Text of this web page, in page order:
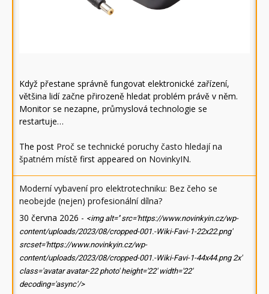
Když přestane správně fungovat elektronické zařízení,
většina lidí začne přirozeně hledat problém právě v něm.
Monitor se nezapne, průmyslová technologie se
restartuje…
The post Proč se technické poruchy často hledají na
špatném místě first appeared on NovinkyIN.
Moderní vybavení pro elektrotechniku: Bez čeho se
neobejde (nejen) profesionální dílna?
30 června 2026 - <img alt='' src='https://www.novinkyin.cz/wp-
content/uploads/2023/08/cropped-001.-Wiki-Favi-1-22x22.png'
srcset='https://www.novinkyin.cz/wp-
content/uploads/2023/08/cropped-001.-Wiki-Favi-1-44x44.png 2x'
class='avatar avatar-22 photo' height='22' width='22'
decoding='async'/>